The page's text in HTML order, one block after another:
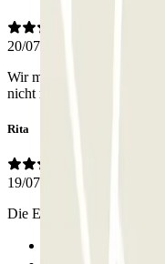
20/07/2026
Wir mussten extra
nicht rausgekommen sind.
Rita
19/07/2026
Die Einfahrt ist extern eng